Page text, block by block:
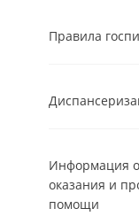
Правила
Информация о
оказания и
помощи